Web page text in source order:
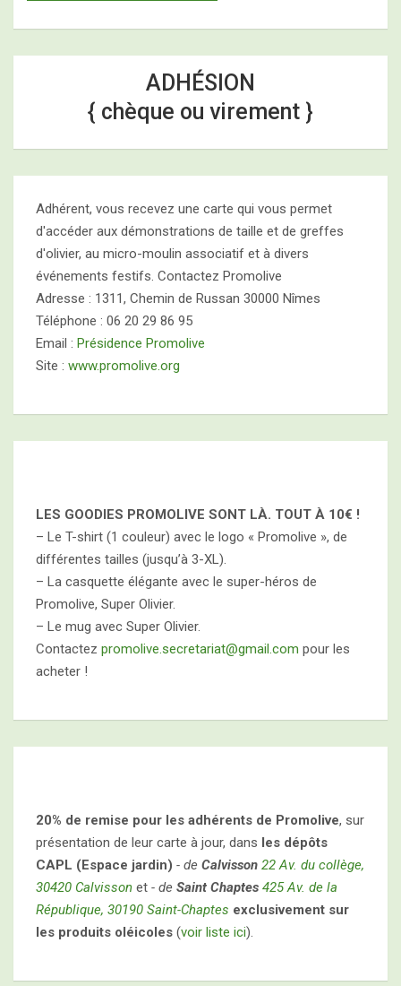
ADHÉSION
{ chèque ou virement }
Adhérent, vous recevez une carte qui vous permet
d'accéder aux démonstrations de taille et de greffes
d'olivier, au micro-moulin associatif et à divers
événements festifs. Contactez Promolive
Adresse : 1311, Chemin de Russan 30000 Nîmes
Téléphone : 06 20 29 86 95
Email : Présidence Promolive
Site : www.promolive.org
LES GOODIES PROMOLIVE SONT LÀ. TOUT À 10€ !
– Le T-shirt (1 couleur) avec le logo « Promolive », de
différentes tailles (jusqu’à 3-XL).
– La casquette élégante avec le super-héros de
Promolive, Super Olivier.
– Le mug avec Super Olivier.
Contactez promolive.secretariat@gmail.com pour les
acheter !
20% de remise pour les adhérents de Promolive, sur
présentation de leur carte à jour, dans les dépôts
CAPL (Espace jardin) - de Calvisson 22 Av. du collège,
30420 Calvisson et - de Saint Chaptes 425 Av. de la
République, 30190 Saint-Chaptes exclusivement sur
les produits oléicoles (voir liste ici).